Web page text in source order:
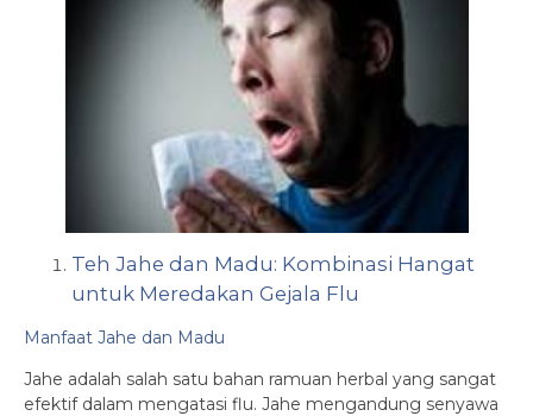
Teh Jahe dan Madu: Kombinasi Hangat
untuk Meredakan Gejala Flu
Manfaat Jahe dan Madu
Jahe adalah salah satu bahan ramuan herbal yang sangat
efektif dalam mengatasi flu. Jahe mengandung senyawa